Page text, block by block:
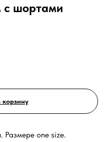
с шортами
корзину
Размере one size.